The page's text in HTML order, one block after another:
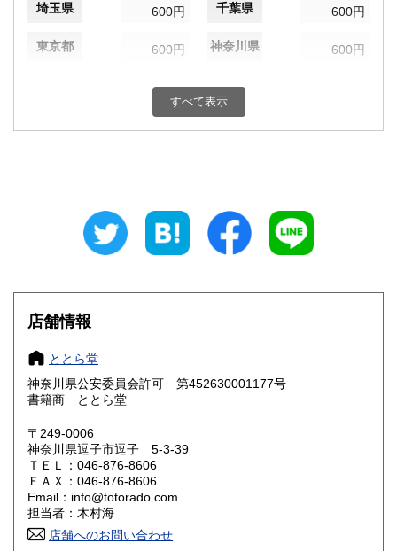
埼玉県 600円 千葉県 600円
東京都 600円 神奈川県 600円
600円 富山県
600円 三重県
大阪府
奈良県
鳥取県 600円 島根県
岡山県
山口県 600円
香川県
高知県 600円
すべて表示
店舗情報
ととら堂
神奈川県公安委員会許可 第452630001177号
書籍商 ととら堂
〒249-0006
神奈川県逗子市逗子 5-3-39
ＴＥＬ：046-876-8606
ＦＡＸ：046-876-8606
Email：info@totorado.com
担当者：木村海
店舗へのお問い合わせ